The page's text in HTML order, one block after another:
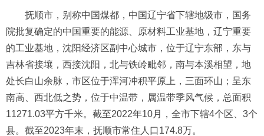
抚顺市，别称中国煤都，中国辽宁省下辖地级市，国务
院批复确定的中国重要的能源、原材料工业基地，辽宁重要
的工业基地，沈阳经济区副中心城市，位于辽宁东部，东与
吉林省接壤，西接沈阳，北与铁岭毗邻，南与本溪相望，地
处长白山余脉，市区位于浑河冲积平原上，三面环山；呈东
南高、西北低之势，位于中温带，属温带季风气候，总面积
11271.03平方千米。截至2022年10月，全市下辖4个区、3个
县。截至2023年末，抚顺市常住人口174.8万。